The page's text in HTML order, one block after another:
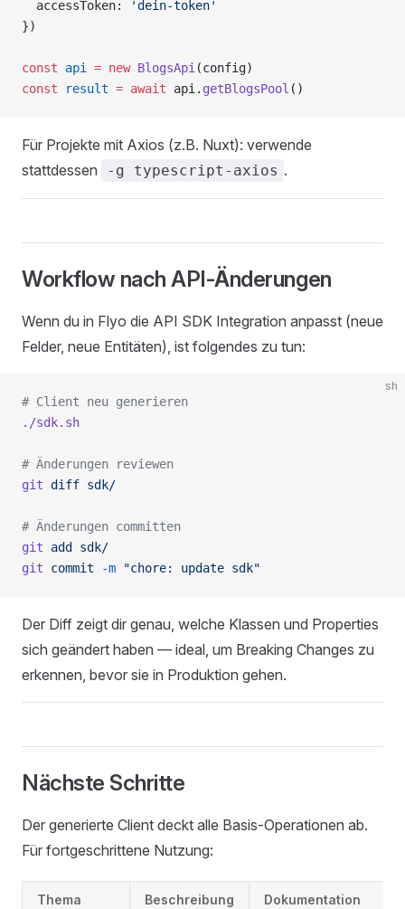
  accessToken:
'dein-token'
})
const api = new BlogsApi (config)
const result = await api. getBlogsPool ()
Für Projekte mit Axios (z.B. Nuxt): verwende
stattdessen
-g typescript-axios .
Workflow nach API-Änderungen
Wenn du in Flyo die API SDK Integration anpasst (neue
Felder, neue Entitäten), ist folgendes zu tun:
sh
# Client neu generieren
./sdk.sh
# Änderungen reviewen
git diff sdk/
# Änderungen committen
git add
sdk/
git commit -m "chore: update sdk"
Der Diff zeigt dir genau, welche Klassen und Properties
sich geändert haben — ideal, um Breaking Changes zu
erkennen, bevor sie in Produktion gehen.
Nächste Schritte
Der generierte Client deckt alle Basis-Operationen ab.
Für fortgeschrittene Nutzung:
Thema Beschreibung Dokumentation